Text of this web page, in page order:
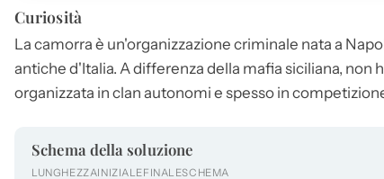
Curiosità
La camorra è un'organizzazione criminale nata a
antiche d'Italia. A differenza della mafia siciliana, non
organizzata in clan autonomi e spesso in
Schema della soluzione
LUNGHEZZAINIZIALEFINALESCHEMA